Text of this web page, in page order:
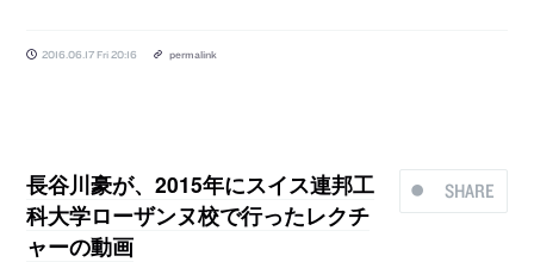
2016.06.17 Fri 20:16 permalink
SHARE
長谷川豪が、2015年にスイス連邦工
科大学ローザンヌ校で行ったレクチ
ャーの動画